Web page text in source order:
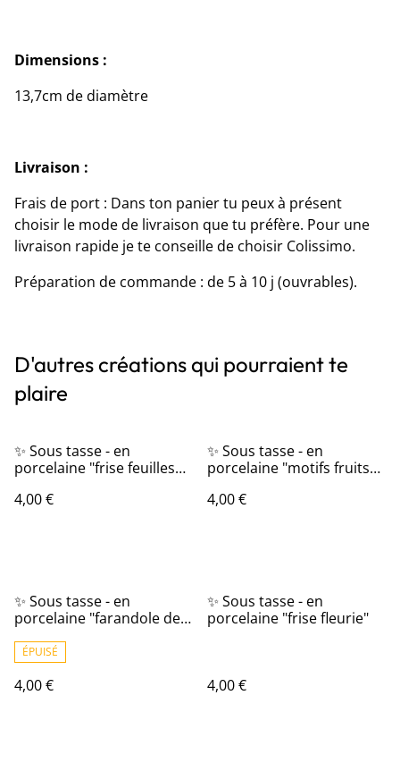
Dimensions :
13,7cm de diamètre
Livraison :
Frais de port : Dans ton panier tu peux à présent
choisir le mode de livraison que tu préfère. Pour une
livraison rapide je te conseille de choisir Colissimo.
Préparation de commande : de 5 à 10 j (ouvrables).
D'autres créations qui pourraient te
plaire
✨ Sous tasse - en
porcelaine "frise feuilles
4,00 €
✨ Sous tasse - en
porcelaine "motifs fruits
4,00 €
✨ Sous tasse - en
porcelaine "farandole de
ÉPUISÉ
4,00 €
✨ Sous tasse - en
porcelaine "frise fleurie"
4,00 €